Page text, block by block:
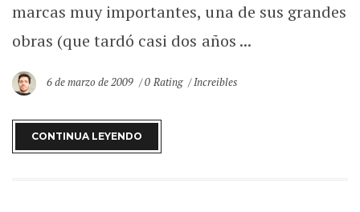
marcas muy importantes, una de sus grandes
obras (que tardó casi dos años ...
6 de marzo de 2009 0 Rating Increibles
CONTINUA LEYENDO